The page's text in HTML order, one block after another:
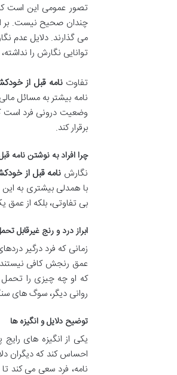
تصور عمومی این است
می گذارند. دلایل عدم
توانایی نگارش را
تفاوتنامه قبل از
نامه بیشتر به مسائل
وضعیت درونی فرد است
برقرار کند.
چرا افراد به نوشتن نامه
نگارش نامه قبل از
با همدلی بیشتری به
بی تفاوتی، بلکه از
ابراز درد و رنج غیرقابل
زمانی که فرد درگیر
عمق رنجش کافی نیستند.
که او چه چیزی را تحمل
روانی دیگر، سوگ های
توضیح دلایل و انگیزه ها
یکی از انگیزه های
احساس کند که دیگران
نامه، فرد سعی می کند